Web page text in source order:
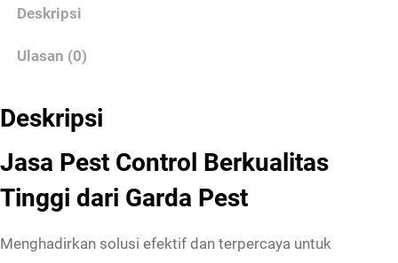
e
t
C
o
n
Deskripsi
Ulasan (0)
Deskripsi
Jasa Pest Control Berkualitas
Tinggi dari Garda Pest
Menghadirkan solusi efektif dan terpercaya untuk